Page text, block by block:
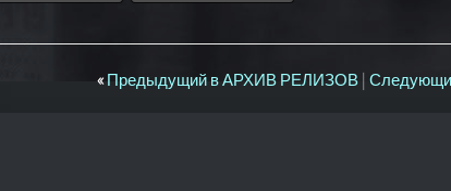
«Предыдущий в АРХИВ РЕЛИЗОВ